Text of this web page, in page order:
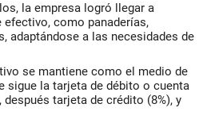
la empresa logró llegar a
como panaderías,
adaptándose a las necesidades de
se mantiene como el medio de
sigue la tarjeta de débito o cuenta
después tarjeta de crédito (8%), y